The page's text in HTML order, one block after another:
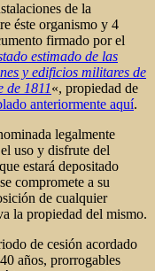
de la
éste organismo y 4
firmado por el
estimado de las
y edificios militares de
de 1811«, propiedad de
anteriormente aquí.
legalmente
uso y disfrute del
estará depositado
compromete a su
de cualquier
la propiedad del mismo.
de cesión acordado
años, prorrogables